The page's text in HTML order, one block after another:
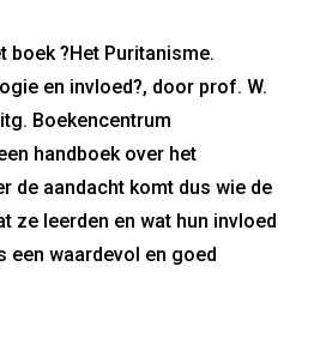
boek ?Het Puritanisme.
en invloed?, door prof. W.
Boekencentrum
handboek over het
de aandacht komt dus wie de
ze leerden en wat hun invloed
een waardevol en goed